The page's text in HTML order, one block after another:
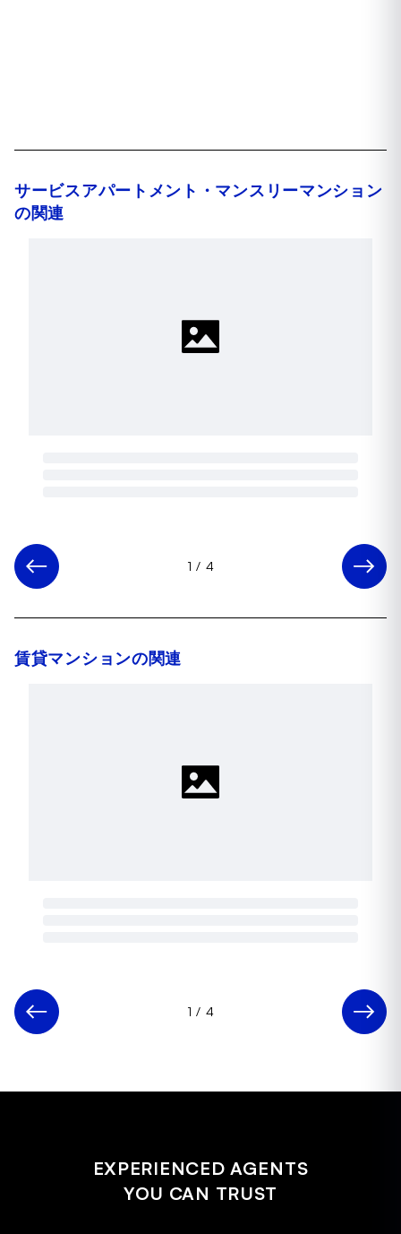
サービスアパートメント・マンスリーマンション
の関連
1 / 4
賃貸マンションの関連
1 / 4
EXPERIENCED AGENTS
YOU CAN TRUST